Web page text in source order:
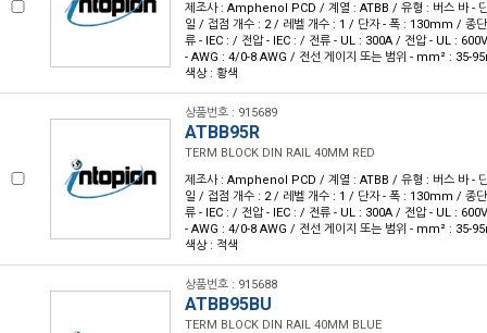
제조사 : Amphenol PCD / 계열 : ATBB / 유형 : 버스 바 -
일 / 접점 개수 : 2 / 레벨 개수 : 1 / 단자 - 폭 : 130mm / 종
류 - IEC : / 전압 - IEC : / 전류 - UL : 300A / 전압 - UL :
- AWG : 4/0-8 AWG / 전선 게이지 또는 범위 - mm² : 35-
색상 : 황색
상품번호 : 915689
ATBB95R
TERM BLOCK DIN RAIL 40MM RED
제조사 : Amphenol PCD / 계열 : ATBB / 유형 : 버스 바 -
일 / 접점 개수 : 2 / 레벨 개수 : 1 / 단자 - 폭 : 130mm / 종
류 - IEC : / 전압 - IEC : / 전류 - UL : 300A / 전압 - UL :
- AWG : 4/0-8 AWG / 전선 게이지 또는 범위 - mm² : 35-
색상 : 적색
상품번호 : 915688
ATBB95BU
TERM BLOCK DIN RAIL 40MM BLUE